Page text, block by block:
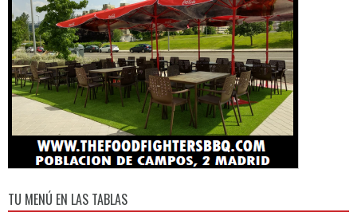
TU MENÚ EN LAS TABLAS